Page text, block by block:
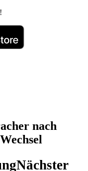
nach
Nächster